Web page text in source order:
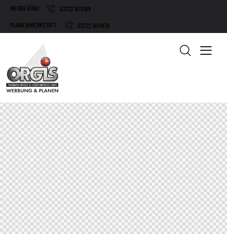
WERBEBÜRO
03722 500189
PLANENWERKSTATT
03722 504830